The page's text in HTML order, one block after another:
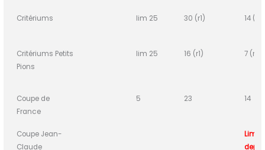
Critériums lim 25 30 (r1) 14 (r2)
Critériums Petits
Pions
lim 25 16 (r1) 7 (r2)
Coupe de
France
5 23 14
Coupe Jean-
Claude
Lim